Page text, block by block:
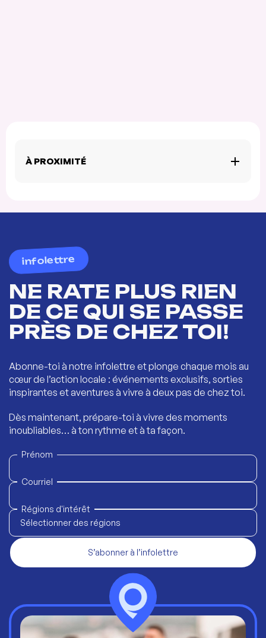
À PROXIMITÉ
infolettre
NE RATE PLUS RIEN
DE CE QUI SE PASSE
PRÈS DE CHEZ TOI!
Abonne-toi à notre infolettre et plonge chaque mois au
cœur de l’action locale : événements exclusifs, sorties
inspirantes et aventures à vivre à deux pas de chez toi.
Dès maintenant, prépare-toi à vivre des moments
inoubliables… à ton rythme et à ta façon.
Prénom
Courriel
Régions d'intérêt
Sélectionner des régions
S’abonner à l’infolettre